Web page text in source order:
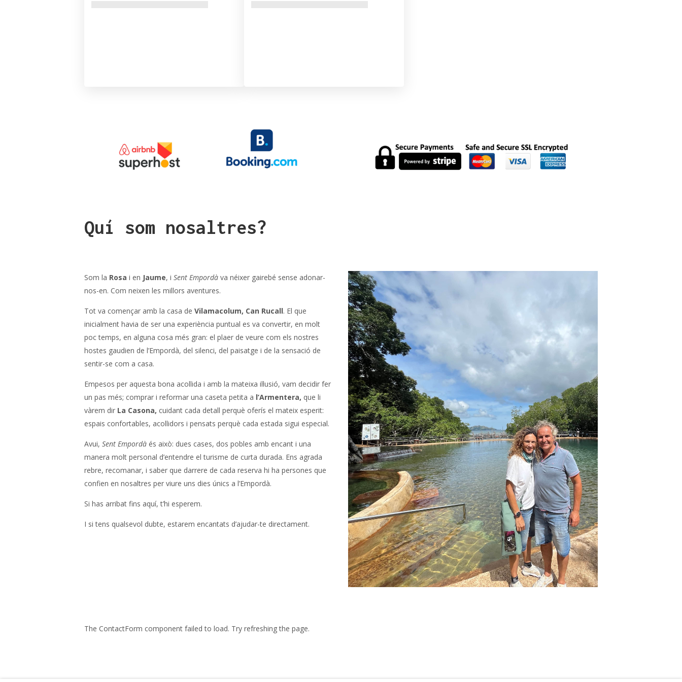
Quí som nosaltres?
Som la Rosa i en Jaume, i Sent Empordà va néixer gairebé sense adonar-
nos-en. Com neixen les millors aventures.
Tot va començar amb la casa de Vilamacolum, Can Rucall. El que
inicialment havia de ser una experiència puntual es va convertir, en molt
poc temps, en alguna cosa més gran: el plaer de veure com els nostres
hostes gaudien de l’Empordà, del silenci, del paisatge i de la sensació de
sentir-se com a casa.
Empesos per aquesta bona acollida i amb la mateixa il·lusió, vam decidir fer
un pas més; comprar i reformar una caseta petita a l’Armentera, que li
vàrem dir La Casona, cuidant cada detall perquè oferís el mateix esperit:
espais confortables, acollidors i pensats perquè cada estada sigui especial.
Avui, Sent Empordà és això: dues cases, dos pobles amb encant i una
manera molt personal d’entendre el turisme de curta durada. Ens agrada
rebre, recomanar, i saber que darrere de cada reserva hi ha persones que
confien en nosaltres per viure uns dies únics a l’Empordà.
Si has arribat fins aquí, t’hi esperem.
I si tens qualsevol dubte, estarem encantats d’ajudar-te directament.
The ContactForm component failed to load. Try refreshing the page.